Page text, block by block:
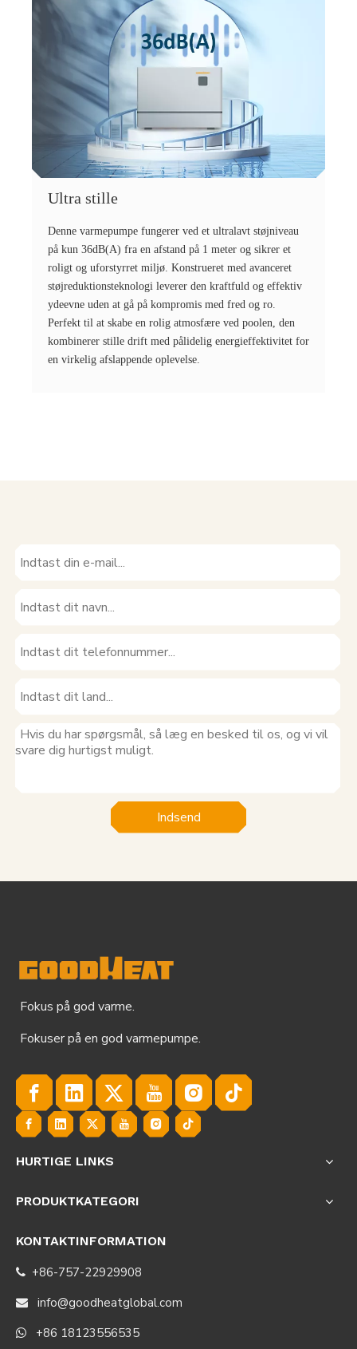
Ultra stille
Denne varmepumpe fungerer ved et ultralavt støjniveau
på kun 36dB(A) fra en afstand på 1 meter og sikrer et
roligt og uforstyrret miljø. Konstrueret med avanceret
støjreduktionsteknologi leverer den kraftfuld og effektiv
ydeevne uden at gå på kompromis med fred og ro.
Perfekt til at skabe en rolig atmosfære ved poolen, den
kombinerer stille drift med pålidelig energieffektivitet for
en virkelig afslappende oplevelse.
Indsend
Fokus på god varme.
Fokuser på en god varmepumpe.
HURTIGE LINKS
PRODUKTKATEGORI
KONTAKTINFORMATION
 +86-757-22929908
 info@goodheatglobal.com
 +86 18123556535